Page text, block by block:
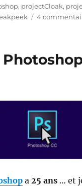
, projectCloak,
4
a 25 ans … et